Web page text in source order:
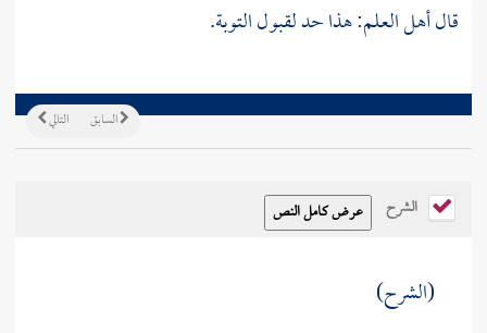
قال أهل العلم: هذا حد لقبول التوبة.
التالي السابق
الشرح
(الشرح)